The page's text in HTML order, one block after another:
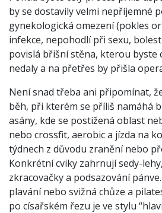
by se dostavily velmi nepříjemné
gynekologická omezení (pokles
infekce, nepohodlí při sexu,
povislá břišní stěna, kterou byste
nedaly a na přetřes by přišla
Není snad třeba ani připomínat,
běh, při kterém se příliš namáhá
asány, kde se postižená oblast
nebo crossfit, aerobic a jízda na
týdnech z důvodu zranění nebo
Konkrétní cviky zahrnují sedy-
zkracovačky a podsazování
plavání nebo svižná chůze a
po císařském řezu je ve stylu